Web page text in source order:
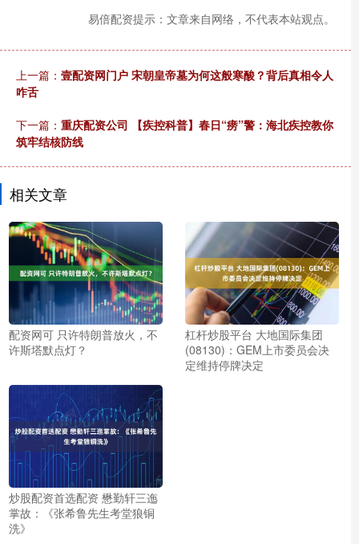
易倍配资提示：文章来自网络，不代表本站观点。
上一篇： 壹配资网门户 宋朝皇帝墓为何这般寒酸？背后真相令人
咋舌
下一篇： 重庆配资公司 【疾控科普】春日“痨”警：海北疾控教你
筑牢结核防线
相关文章
配资网可 只许特朗普放火，不
许斯塔默点灯？
杠杆炒股平台 大地国际集团
(08130)：GEM上市委员会决
定维持停牌决定
炒股配资首选配资 懋勤轩三迤
掌故：《张希鲁先生考堂狼铜
洗》